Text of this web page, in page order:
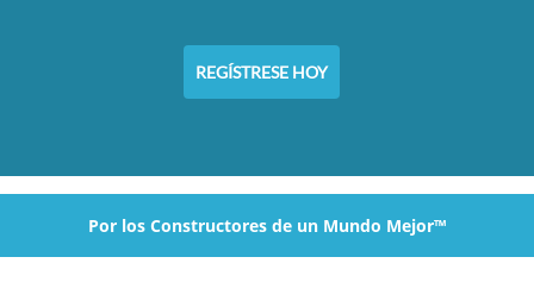
REGÍSTRESE HOY
Por los Constructores de un Mundo Mejor™